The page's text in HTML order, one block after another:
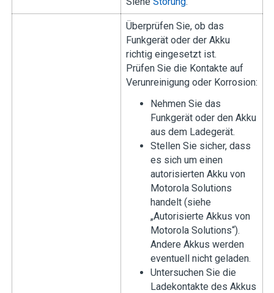
Überprüfen Sie, ob das
Funkgerät oder der Akku
richtig eingesetzt ist.
Prüfen Sie die Kontakte auf
Verunreinigung oder Korrosion:
Nehmen Sie das
Funkgerät oder den Akku
aus dem Ladegerät.
Stellen Sie sicher, dass
es sich um einen
autorisierten Akku von
Motorola Solutions
handelt (siehe
„Autorisierte Akkus von
Motorola Solutions“).
Andere Akkus werden
eventuell nicht geladen.
Untersuchen Sie die
Ladekontakte des Akkus